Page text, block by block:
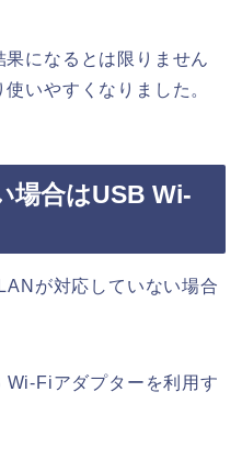
になるとは限りません
いやすくなりました。
場合はUSB Wi-
が対応していない場合
Fiアダプターを利用す